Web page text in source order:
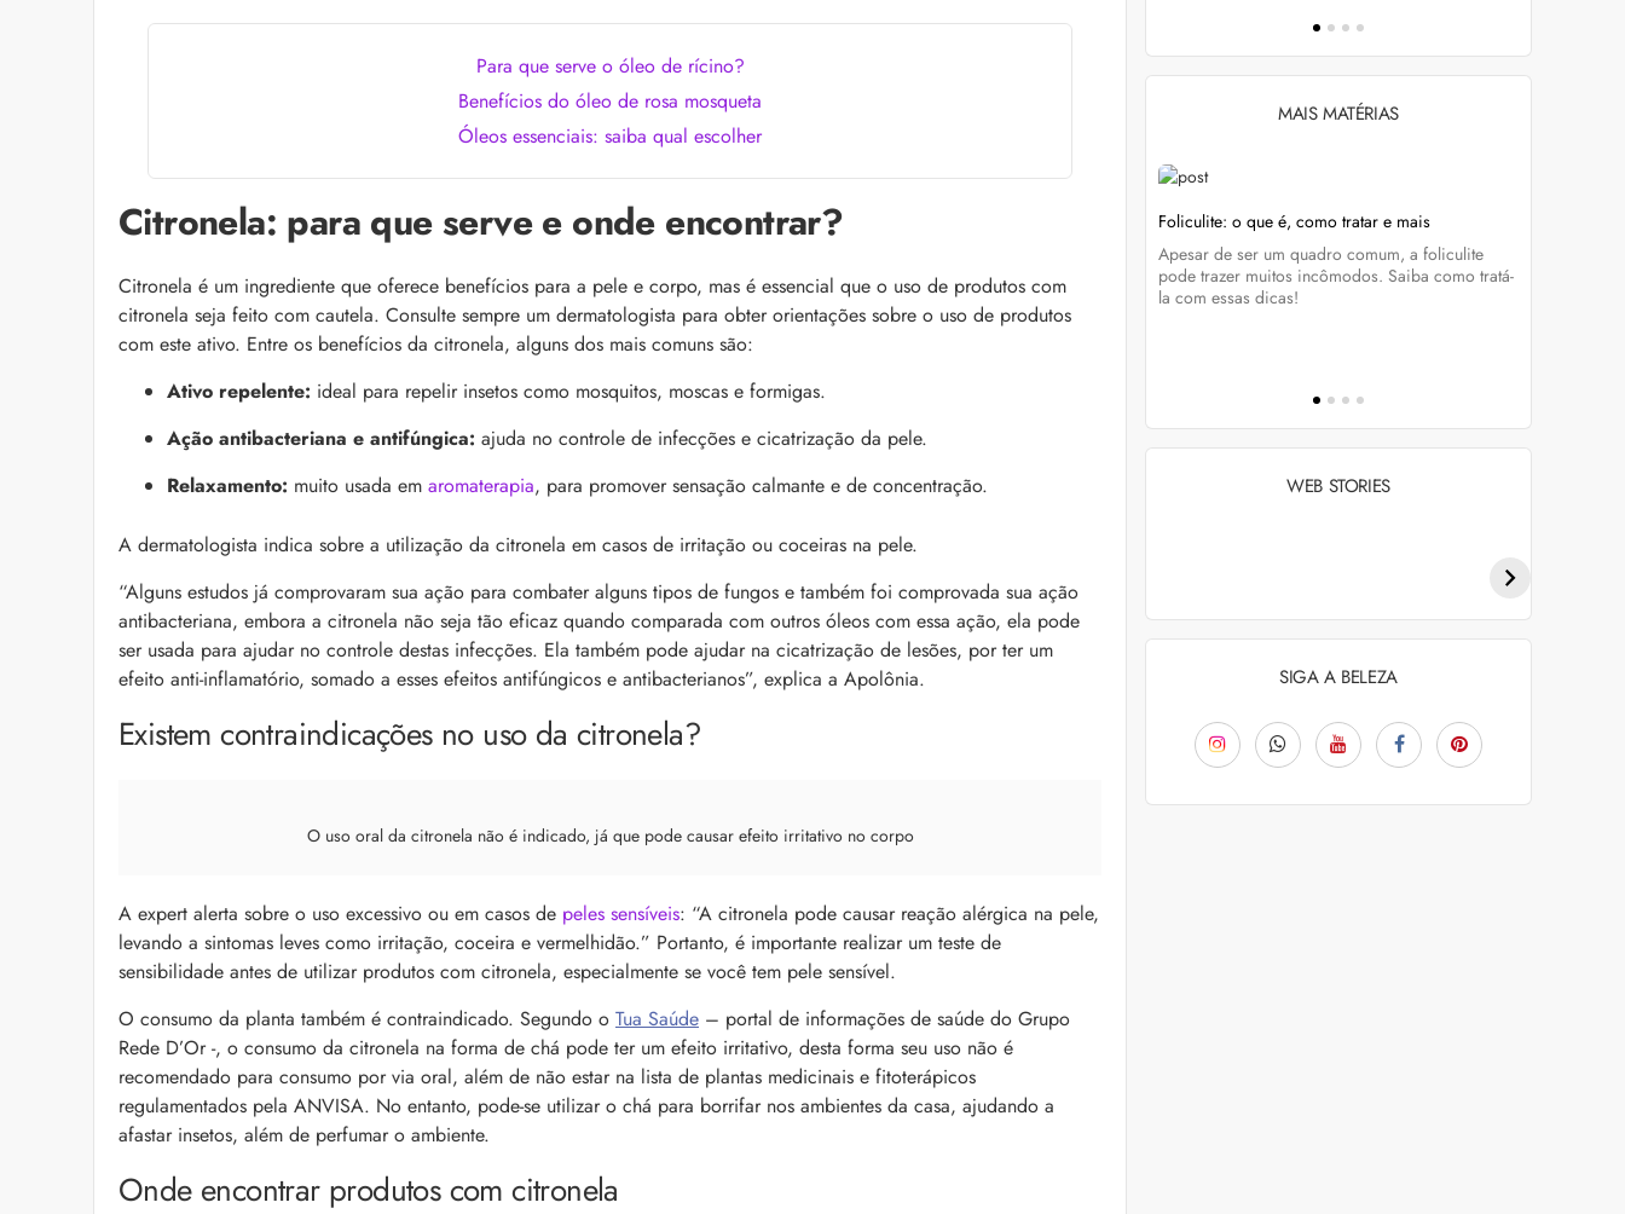
Para que serve o óleo de rícino?
Benefícios do óleo de rosa mosqueta
Óleos essenciais: saiba qual escolher
Citronela: para que serve e onde encontrar?
Citronela é um ingrediente que oferece benefícios para a pele e corpo, mas é essencial que o uso de produtos com
citronela seja feito com cautela. Consulte sempre um dermatologista para obter orientações sobre o uso de produtos
com este ativo. Entre os benefícios da citronela, alguns dos mais comuns são:
Ativo repelente: ideal para repelir insetos como mosquitos, moscas e formigas.
Ação antibacteriana e antifúngica: ajuda no controle de infecções e cicatrização da pele.
Relaxamento: muito usada em aromaterapia, para promover sensação calmante e de concentração.
A dermatologista indica sobre a utilização da citronela em casos de irritação ou coceiras na pele.
“Alguns estudos já comprovaram sua ação para combater alguns tipos de fungos e também foi comprovada sua ação
antibacteriana, embora a citronela não seja tão eficaz quando comparada com outros óleos com essa ação, ela pode
ser usada para ajudar no controle destas infecções. Ela também pode ajudar na cicatrização de lesões, por ter um
efeito anti-inflamatório, somado a esses efeitos antifúngicos e antibacterianos”, explica a Apolônia.
Existem contraindicações no uso da citronela?
O uso oral da citronela não é indicado, já que pode causar efeito irritativo no corpo
A expert alerta sobre o uso excessivo ou em casos de peles sensíveis: “A citronela pode causar reação alérgica na pele,
levando a sintomas leves como irritação, coceira e vermelhidão.” Portanto, é importante realizar um teste de
sensibilidade antes de utilizar produtos com citronela, especialmente se você tem pele sensível.
O consumo da planta também é contraindicado. Segundo o Tua Saúde – portal de informações de saúde do Grupo
Rede D’Or -, o consumo da citronela na forma de chá pode ter um efeito irritativo, desta forma seu uso não é
recomendado para consumo por via oral, além de não estar na lista de plantas medicinais e fitoterápicos
regulamentados pela ANVISA. No entanto, pode-se utilizar o chá para borrifar nos ambientes da casa, ajudando a
afastar insetos, além de perfumar o ambiente.
Onde encontrar produtos com citronela
MAIS MATÉRIAS
Lançamentos da semana
que desembarcaram no site nesta semana. Clique
aqui e confira!
Brinde Beleza na Web: tudo o que você pode
ganhar hoje!
Quer ganhar brinde na Beleza na Web? Confira
as promoções e cupons do dia para garantir
mimos exclusivos, miniaturas e nécessaires nas
Foliculite: o que é, como tratar e mais
Apesar de ser um quadro comum, a foliculite
pode trazer muitos incômodos. Saiba como tratá-
la com essas dicas!
WEB STORIES
para 2026
SIGA A BELEZA